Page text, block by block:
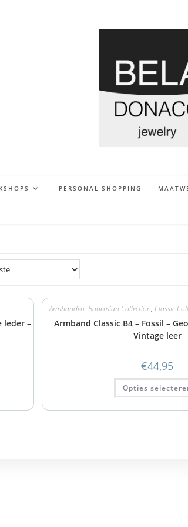
PERSONAL SHOPPING
leder –
Armbanden,Bohemian Collection, Classic
Armband Classic B4 – Fossil –
Vintage leer
€44,95
Opties